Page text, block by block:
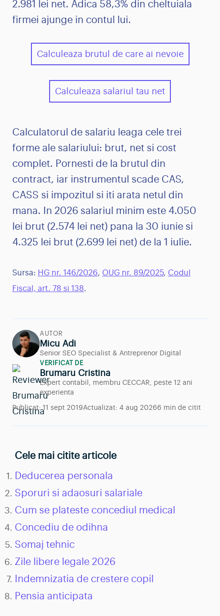
2.981 lei net. Adica 58,3% din cheltuiala
firmei ajunge in contul lui.
Calculeaza brutul de care ai nevoie
Calculeaza salariul tau net
Calculatorul de salariu leaga cele trei
forme ale salariului: brut, net si cost
complet. Pornesti de la brutul din
contract, iar instrumentul scade CAS,
CASS si impozitul si iti arata netul din
mana. In 2026 salariul minim este 4.050
lei brut (2.574 lei net) pana la 30 iunie si
4.325 lei brut (2.699 lei net) de la 1 iulie.
Sursa: HG nr. 146/2026, OUG nr. 89/2025, Codul
Fiscal, art. 78 si 138.
AUTOR
Micu Adi
Senior SEO Specialist & Antreprenor Digital
VERIFICAT DE
Brumaru Cristina
Expert contabil, membru CECCAR, peste 12 ani
experienta
Publicat: 11 sept 2019Actualizat: 4 aug 20266 min de citit
Deducerea personala
Sporuri si adaosuri salariale
Cum se plateste concediul medical
Concediu de odihna
Somaj tehnic
Zile libere legale 2026
Indemnizatia de crestere copil
Pensia anticipata